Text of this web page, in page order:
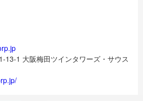
13-1 大阪梅田ツインタワーズ・サウス